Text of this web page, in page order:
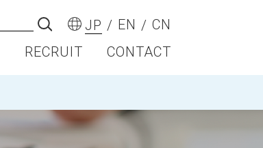
JP EN
CN
RECRUIT CONTACT